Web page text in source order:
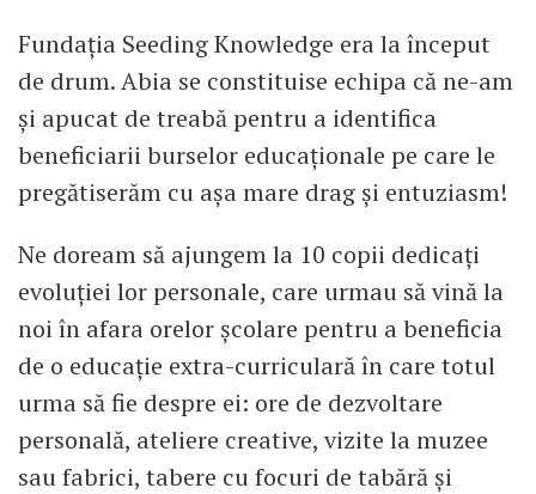
Fundația Seeding Knowledge era la început
de drum. Abia se constituise echipa că ne-am
și apucat de treabă pentru a identifica
beneficiarii burselor educaționale pe care le
pregătiserăm cu așa mare drag și entuziasm!
Ne doream să ajungem la 10 copii dedicați
evoluției lor personale, care urmau să vină la
noi în afara orelor școlare pentru a beneficia
de o educație extra-curriculară în care totul
urma să fie despre ei: ore de dezvoltare
personală, ateliere creative, vizite la muzee
sau fabrici, tabere cu focuri de tabără și